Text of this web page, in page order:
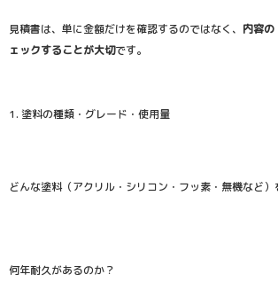
見積書は、単に金額だけを確認するのではなく、 内容
ェックすることが大切です。
1. 塗料の種類・グレード・使用量
どんな塗料（アクリル・シリコン・フッ素・無機など）
何年耐久があるのか？